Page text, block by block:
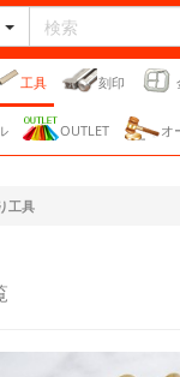
工具 刻印
OUTLET オ
工具